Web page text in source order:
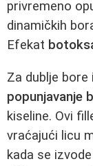
privremeno
dinamičkih
Efekat
Za dublje
popunjavanje
kiseline. Ovi
vraćajući licu
kada se